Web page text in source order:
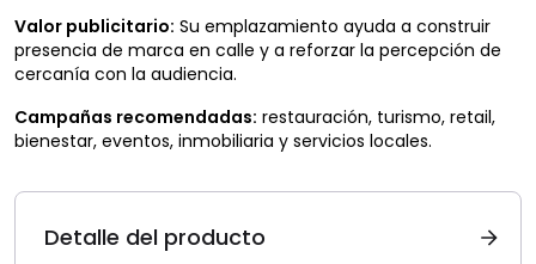
Valor publicitario: Su emplazamiento ayuda a construir
presencia de marca en calle y a reforzar la percepción de
cercanía con la audiencia.
Campañas recomendadas: restauración, turismo, retail,
bienestar, eventos, inmobiliaria y servicios locales.
Detalle del producto